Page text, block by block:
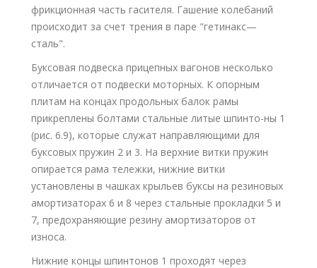
фрикционная часть гасителя. Гашение колебаний
происходит за счет трения в паре "гетинакс—
сталь".
Буксовая подвеска прицепных вагонов несколько
отличается от подвески моторных. К опорным
плитам на концах продольных балок рамы
прикреплены болтами стальные литые шпинто-ны 1
(рис. 6.9), которые служат направляющими для
буксовых пружин 2 и 3. На верхние витки пружин
опирается рама тележки, нижние витки
установлены в чашках крыльев буксы на резиновых
амортизаторах 6 и 8 через стальные прокладки 5 и
7, предохраняющие резину амортизаторов от
износа.
Нижние концы шпинтонов 1 проходят через